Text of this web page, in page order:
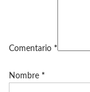
Comentario *
Nombre *